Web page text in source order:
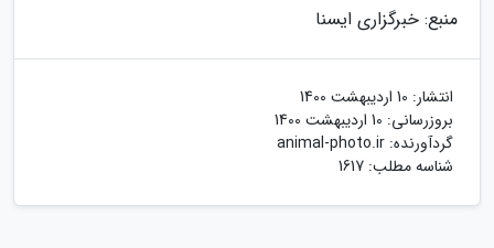
منبع: خبرگزاری ایسنا
انتشار: 10 اردیبهشت 1400
بروزرسانی: 10 اردیبهشت 1400
گردآورنده: animal-photo.ir
شناسه مطلب: 1617